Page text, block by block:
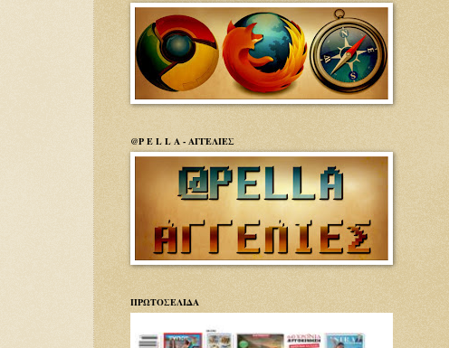
@P E L L A - ΑΓΓΕΛΙΕΣ
ΠΡΩΤΟΣΕΛΙΔΑ